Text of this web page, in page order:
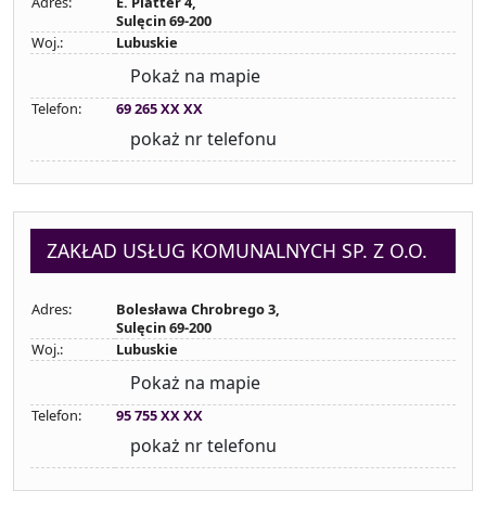
Sulęcin 69-200
Woj.:
Lubuskie
Pokaż na mapie
Telefon: 69 265 XX XX
pokaż nr telefonu
ZAKŁAD USŁUG KOMUNALNYCH SP. Z O.O.
Adres:
Bolesława Chrobrego 3,
Sulęcin 69-200
Woj.:
Lubuskie
Pokaż na mapie
Telefon: 95 755 XX XX
pokaż nr telefonu